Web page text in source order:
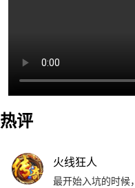
热评
火线狂人
最开始入坑的时候